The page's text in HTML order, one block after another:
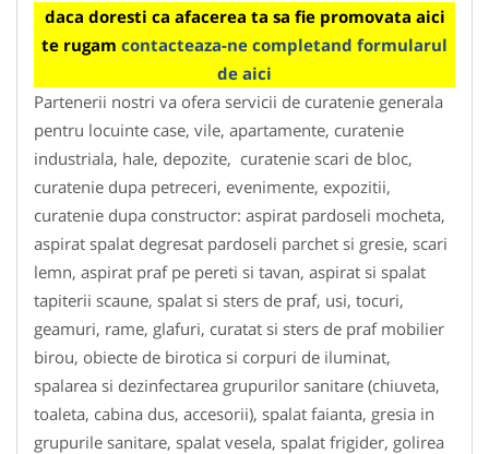
daca doresti ca afacerea ta sa fie promovata aici
te rugam contacteaza-ne completand formularul
de aici
Partenerii nostri va ofera servicii de curatenie generala
pentru locuinte case, vile, apartamente, curatenie
industriala, hale, depozite, curatenie scari de bloc,
curatenie dupa petreceri, evenimente, expozitii,
curatenie dupa constructor: aspirat pardoseli mocheta,
aspirat spalat degresat pardoseli parchet si gresie, scari
lemn, aspirat praf pe pereti si tavan, aspirat si spalat
tapiterii scaune, spalat si sters de praf, usi, tocuri,
geamuri, rame, glafuri, curatat si sters de praf mobilier
birou, obiecte de birotica si corpuri de iluminat,
spalarea si dezinfectarea grupurilor sanitare (chiuveta,
toaleta, cabina dus, accesorii), spalat faianta, gresia in
grupurile sanitare, spalat vesela, spalat frigider, golirea